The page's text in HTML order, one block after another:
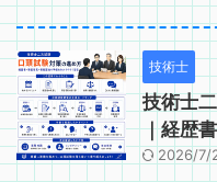
技術士
技術士
｜経歴
2026/7/